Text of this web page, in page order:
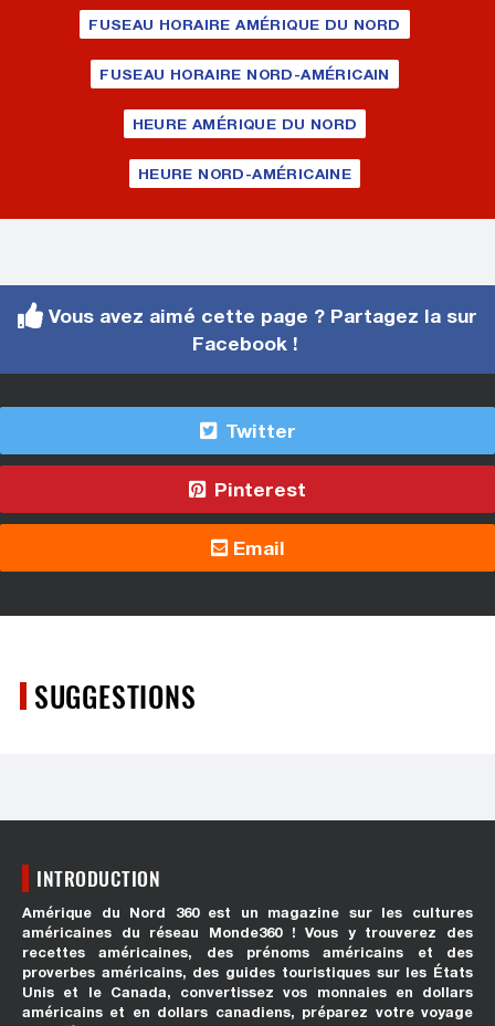
FUSEAU HORAIRE AMÉRIQUE DU NORD
FUSEAU HORAIRE NORD-AMÉRICAIN
HEURE AMÉRIQUE DU NORD
HEURE NORD-AMÉRICAINE
Vous avez aimé cette page ? Partagez la sur
Facebook !
Twitter
Pinterest
Email
SUGGESTIONS
INTRODUCTION
Amérique du Nord 360 est un magazine sur les cultures
américaines du réseau Monde360 ! Vous y trouverez des
recettes américaines, des prénoms américains et des
proverbes américains, des guides touristiques sur les États
Unis et le Canada, convertissez vos monnaies en dollars
américains et en dollars canadiens, préparez votre voyage